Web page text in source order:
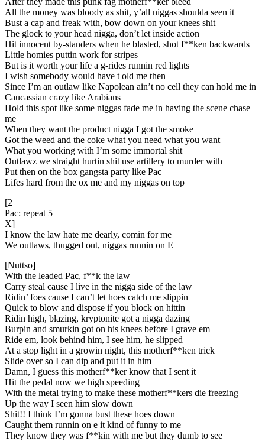
All the money was bloody as shit, y’all niggas shoulda seen it
Bust a cap and freak with, bow down on your knees shit
The glock to your head nigga, don’t let inside action
Hit innocent by-standers when he blasted, shot f**ken backwards
Little homies puttin work for stripes
But is it worth your life a g-rides runnin red lights
I wish somebody would have t old me then
Since I’m an outlaw like Napolean ain’t no cell they can hold me in
Caucassian crazy like Arabians
Hold this spot like some niggas fade me in having the scene chase
me
When they want the product nigga I got the smoke
Got the weed and the coke what you need what you want
What you working with I’m some immortal shit
Outlawz we straight hurtin shit use artillery to murder with
Put then on the box gangsta party like Pac
Lifes hard from the ox me and my niggas on top
[2
Pac: repeat 5
X]
I know the law hate me dearly, comin for me
We outlaws, thugged out, niggas runnin on E
[Nuttso]
With the leaded Pac, f**k the law
Carry steal cause I live in the nigga side of the law
Ridin’ foes cause I can’t let hoes catch me slippin
Quick to blow and dispose if you block on hittin
Ridin high, blazing, kryptonite got a nigga dazing
Burpin and smurkin got on his knees before I grave em
Ride em, look behind him, I see him, he slipped
At a stop light in a growin night, this motherf**ken trick
Slide over so I can dip and put it in him
Damn, I guess this motherf**ker know that I sent it
Hit the pedal now we high speeding
With the metal trying to make these motherf**kers die freezing
Up the way I seen him slow down
Shit!! I think I’m gonna bust these hoes down
Caught them runnin on e it kind of funny to me
They know they was f**kin with me but they dumb to see